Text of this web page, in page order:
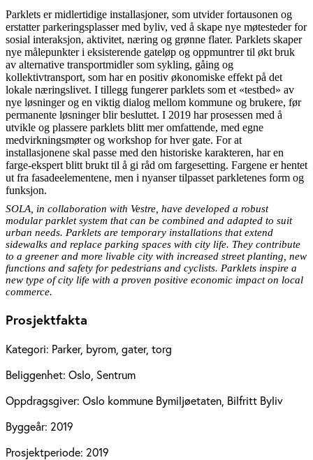
Parklets er midlertidige installasjoner, som utvider fortausonen og
erstatter parkeringsplasser med byliv, ved å skape nye møtesteder for
sosial interaksjon, aktivitet, næring og grønne flater. Parklets skaper
nye målepunkter i eksisterende gateløp og oppmuntrer til økt bruk
av alternative transportmidler som sykling, gåing og
kollektivtransport, som har en positiv økonomiske effekt på det
lokale næringslivet. I tillegg fungerer parklets som et «testbed» av
nye løsninger og en viktig dialog mellom kommune og brukere, før
permanente løsninger blir besluttet. I 2019 har prosessen med å
utvikle og plassere parklets blitt mer omfattende, med egne
medvirkningsmøter og workshop for hver gate. For at
installasjonene skal passe med den historiske karakteren, har en
farge-ekspert blitt brukt til å gi råd om fargesetting. Fargene er hentet
ut fra fasadeelementene, men i nyanser tilpasset parkletenes form og
funksjon.
SOLA, in collaboration with Vestre, have developed a robust
modular parklet system that can be combined and adapted to suit
urban needs. Parklets are temporary installations that extend
sidewalks and replace parking spaces with city life. They contribute
to a greener and more livable city with increased street planting, new
functions and safety for pedestrians and cyclists. Parklets inspire a
new type of city life with a proven positive economic impact on local
commerce.
Prosjektfakta
Kategori: Parker, byrom, gater, torg
Beliggenhet: Oslo, Sentrum
Oppdragsgiver: Oslo kommune Bymiljøetaten, Bilfritt Byliv
Byggeår: 2019
Prosjektperiode: 2019